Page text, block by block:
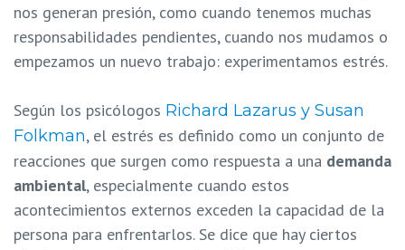
nos generan presión, como cuando tenemos muchas
responsabilidades pendientes, cuando nos mudamos o
empezamos un nuevo trabajo: experimentamos estrés.
Según los psicólogos Richard Lazarus y Susan
Folkman, el estrés es definido como un conjunto de
reacciones que surgen como respuesta a una demanda
ambiental, especialmente cuando estos
acontecimientos externos exceden la capacidad de la
persona para enfrentarlos. Se dice que hay ciertos